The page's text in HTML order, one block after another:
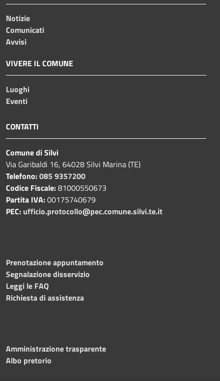
Notizie
Comunicati
Avvisi
VIVERE IL COMUNE
Luoghi
Eventi
CONTATTI
Comune di Silvi
Via Garibaldi 16, 64028 Silvi Marina (TE)
Telefono:085 9357200
Codice Fiscale:81000550673
Partita IVA:00175740679
PEC: ufficio.protocollo@pec.comune.silvi.te.it
Prenotazione appuntamento
Segnalazione disservizio
Leggi le FAQ
Richiesta di assistenza
Amministrazione trasparente
Albo pretorio